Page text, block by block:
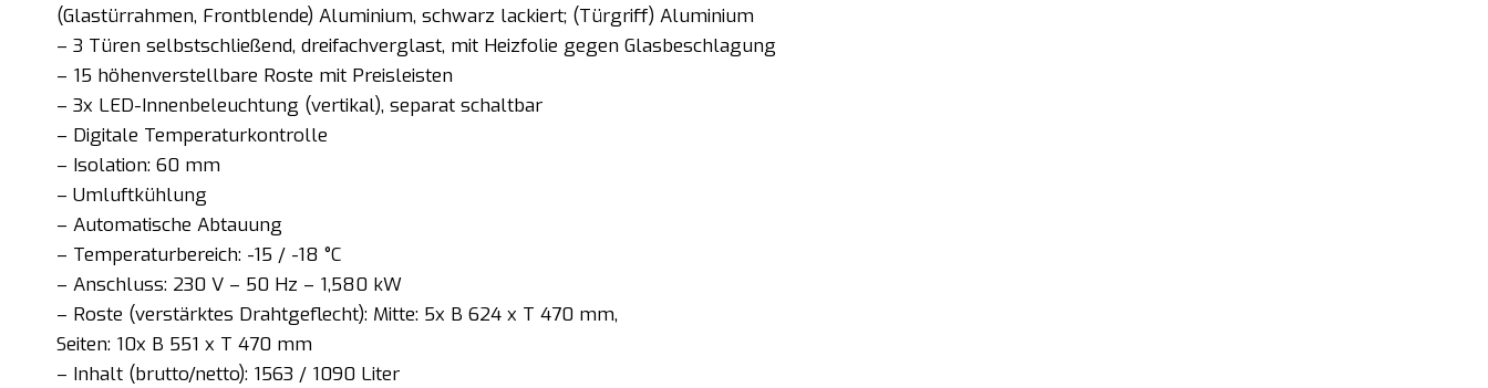
(Glastürrahmen, Frontblende) Aluminium, schwarz lackiert; (Türgriff) Aluminium
– 3 Türen selbstschließend, dreifachverglast, mit Heizfolie gegen Glasbeschlagung
– 15 höhenverstellbare Roste mit Preisleisten
– 3x LED-Innenbeleuchtung (vertikal), separat schaltbar
– Digitale Temperaturkontrolle
– Isolation: 60 mm
– Umluftkühlung
– Automatische Abtauung
– Temperaturbereich: -15 / -18 °C
– Anschluss: 230 V – 50 Hz – 1,580 kW
– Roste (verstärktes Drahtgeflecht): Mitte: 5x B 624 x T 470 mm,
Seiten: 10x B 551 x T 470 mm
– Inhalt (brutto/netto): 1563 / 1090 Liter